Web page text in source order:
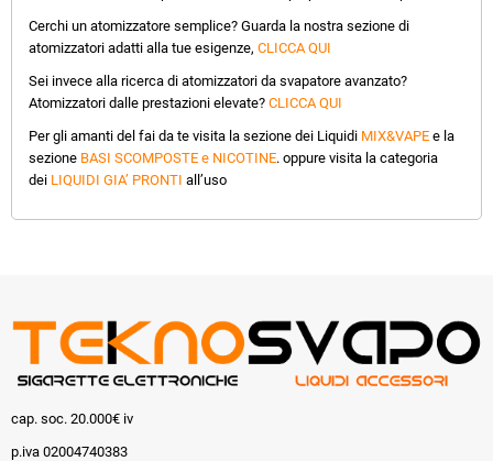
Cerchi un atomizzatore semplice? Guarda la nostra sezione di
atomizzatori adatti alla tue esigenze, CLICCA QUI
Sei invece alla ricerca di atomizzatori da svapatore avanzato?
Atomizzatori dalle prestazioni elevate? CLICCA QUI
Per gli amanti del fai da te visita la sezione dei Liquidi MIX&VAPE e la
sezione BASI SCOMPOSTE e NICOTINE. oppure visita la categoria
dei LIQUIDI GIA’ PRONTI all’uso
cap. soc. 20.000€ iv
p.iva 02004740383